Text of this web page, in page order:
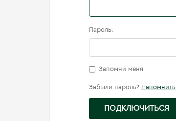
Пароль:
Запомни меня
Забыли пароль? Напомнить
ПОДКЛЮЧИТЬСЯ